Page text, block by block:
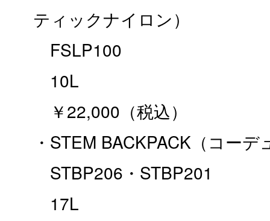
ティックナイロン）
FSLP100
10L
￥22,000（税込）
・STEM BACKPACK（コー
STBP206・STBP201
17L